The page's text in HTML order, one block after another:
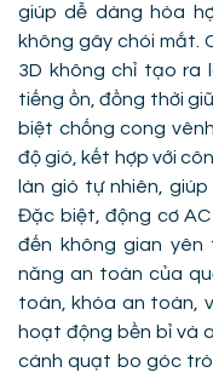
giúp dễ dàng hòa
không gây chói mắt.
3D không chỉ tạo ra
tiếng ồn, đồng thời
biệt chống cong
độ gió, kết hợp với
làn gió tự nhiên,
Đặc biệt, động cơ
đến không gian yên
năng an toàn của
toàn, khóa an toàn,
hoạt động bền bỉ và
cánh quạt bo góc